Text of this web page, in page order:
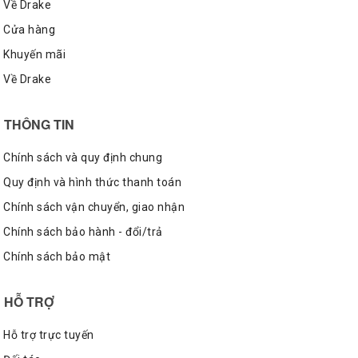
Về Drake
Cửa hàng
Khuyến mãi
Về Drake
THÔNG TIN
Chính sách và quy định chung
Quy định và hình thức thanh toán
Chính sách vận chuyển, giao nhận
Chính sách bảo hành - đổi/trả
Chính sách bảo mật
HỖ TRỢ
Hỗ trợ trực tuyến